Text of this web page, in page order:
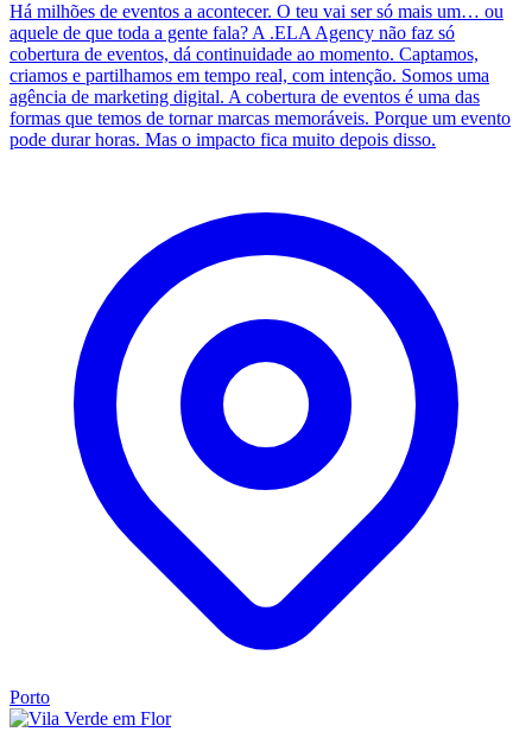
Há milhões de eventos a acontecer. O teu vai ser só mais um… ou
aquele de que toda a gente fala? A .ELA Agency não faz só
cobertura de eventos, dá continuidade ao momento. Captamos,
criamos e partilhamos em tempo real, com intenção. Somos uma
agência de marketing digital. A cobertura de eventos é uma das
formas que temos de tornar marcas memoráveis. Porque um evento
pode durar horas. Mas o impacto fica muito depois disso.
Porto